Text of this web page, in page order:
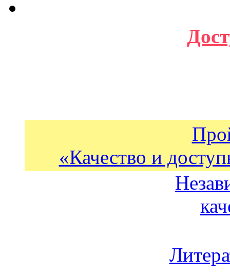
«Качество и